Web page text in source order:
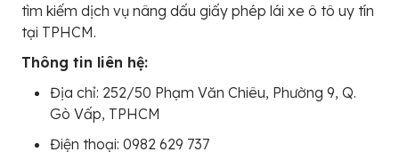
tìm kiếm dịch vụ nâng dấu giấy phép lái xe ô tô uy tín
tại TPHCM.
Thông tin liên hệ:
Địa chỉ: 252/50 Phạm Văn Chiêu, Phường 9, Q.
Gò Vấp, TPHCM
Điện thoại: 0982 629 737